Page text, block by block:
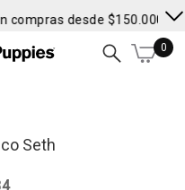
compras desde $150.000 •
0
Seth